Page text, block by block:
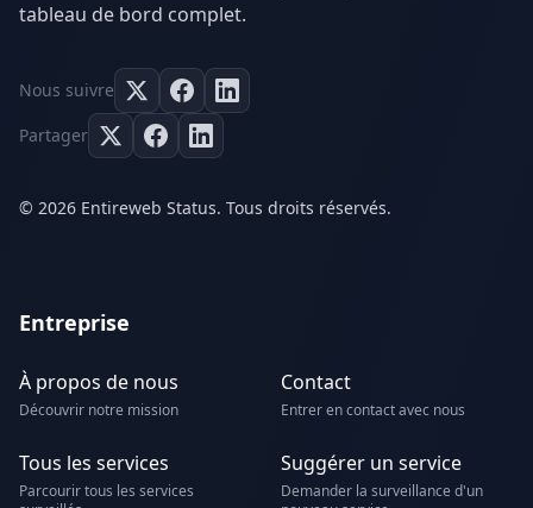
tableau de bord complet.
Nous suivre
Partager
© 2026 Entireweb Status. Tous droits réservés.
Entreprise
À propos de nous
Découvrir notre mission
Contact
Entrer en contact avec nous
Tous les services
Parcourir tous les services
Suggérer un service
Demander la surveillance d'un